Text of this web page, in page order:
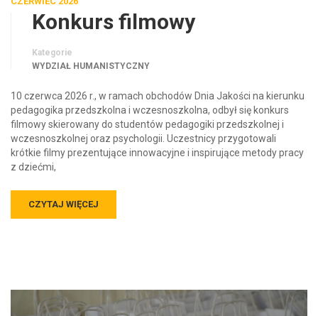
Konkurs filmowy
Kategorie
WYDZIAŁ HUMANISTYCZNY
10 czerwca 2026 r., w ramach obchodów Dnia Jakości na kierunku
pedagogika przedszkolna i wczesnoszkolna, odbył się konkurs
filmowy skierowany do studentów pedagogiki przedszkolnej i
wczesnoszkolnej oraz psychologii. Uczestnicy przygotowali
krótkie filmy prezentujące innowacyjne i inspirujące metody pracy
z dziećmi,
CZYTAJ WIĘCEJ